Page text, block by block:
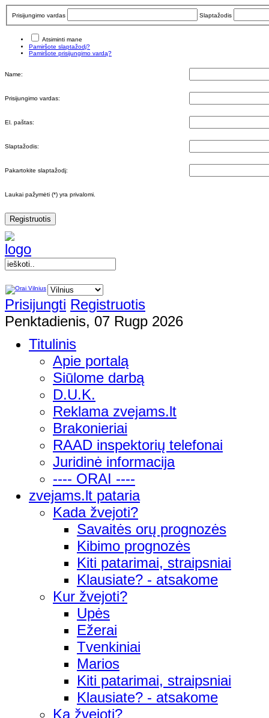
Prisijungimo vardas Slaptažodis
Atsiminti mane
Pamiršote slaptažodį?
Pamiršote prisijungimo vardą?
Name:
Prisijungimo vardas:
El. paštas:
Slaptažodis:
Pakartokite slaptažodį:
Laukai pažymėti (*) yra privalomi.
Registruotis
Prisijungti Registruotis
Penktadienis, 07 Rugp 2026
Titulinis
Apie portalą
Siūlome darbą
D.U.K.
Reklama zvejams.lt
Brakonieriai
RAAD inspektorių telefonai
Juridinė informacija
---- ORAI ----
zvejams.lt pataria
Kada žvejoti?
Savaitės orų prognozės
Kibimo prognozės
Kiti patarimai, straipsniai
Klausiate? - atsakome
Kur žvejoti?
Upės
Ežerai
Tvenkiniai
Marios
Kiti patarimai, straipsniai
Klausiate? - atsakome
Ką žvejoti?